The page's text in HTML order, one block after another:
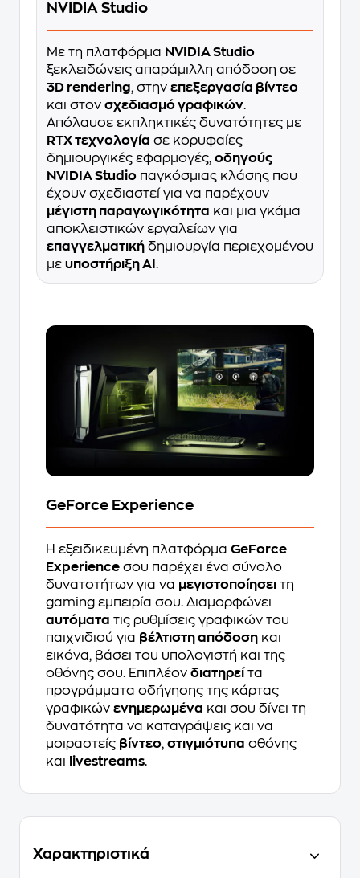
NVIDIA Studio
Με τη πλατφόρμα NVIDIA Studio
ξεκλειδώνεις απαράμιλλη απόδοση σε
3D rendering, στην επεξεργασία βίντεο
και στον σχεδιασμό γραφικών.
Απόλαυσε εκπληκτικές δυνατότητες με
RTX τεχνολογία σε κορυφαίες
δημιουργικές εφαρμογές, οδηγούς
NVIDIA Studio παγκόσμιας κλάσης που
έχουν σχεδιαστεί για να παρέχουν
μέγιστη παραγωγικότητα και μια γκάμα
αποκλειστικών εργαλείων για
επαγγελματική δημιουργία περιεχομένου
με υποστήριξη AI .
GeForce Experience
Η εξειδικευμένη πλατφόρμα GeForce
Experience σου παρέχει ένα σύνολο
δυνατοτήτων για να μεγιστοποίησει τη
gaming εμπειρία σου. Διαμορφώνει
αυτόματα τις ρυθμίσεις γραφικών του
παιχνιδιού για βέλτιστη απόδοση και
εικόνα, βάσει του υπολογιστή και της
οθόνης σου. Επιπλέον διατηρεί τα
προγράμματα οδήγησης της κάρτας
γραφικών ενημερωμένα και σου δίνει τη
δυνατότητα να καταγράψεις και να
μοιραστείς βίντεο, στιγμιότυπα οθόνης
και
livestreams.
Χαρακτηριστικά